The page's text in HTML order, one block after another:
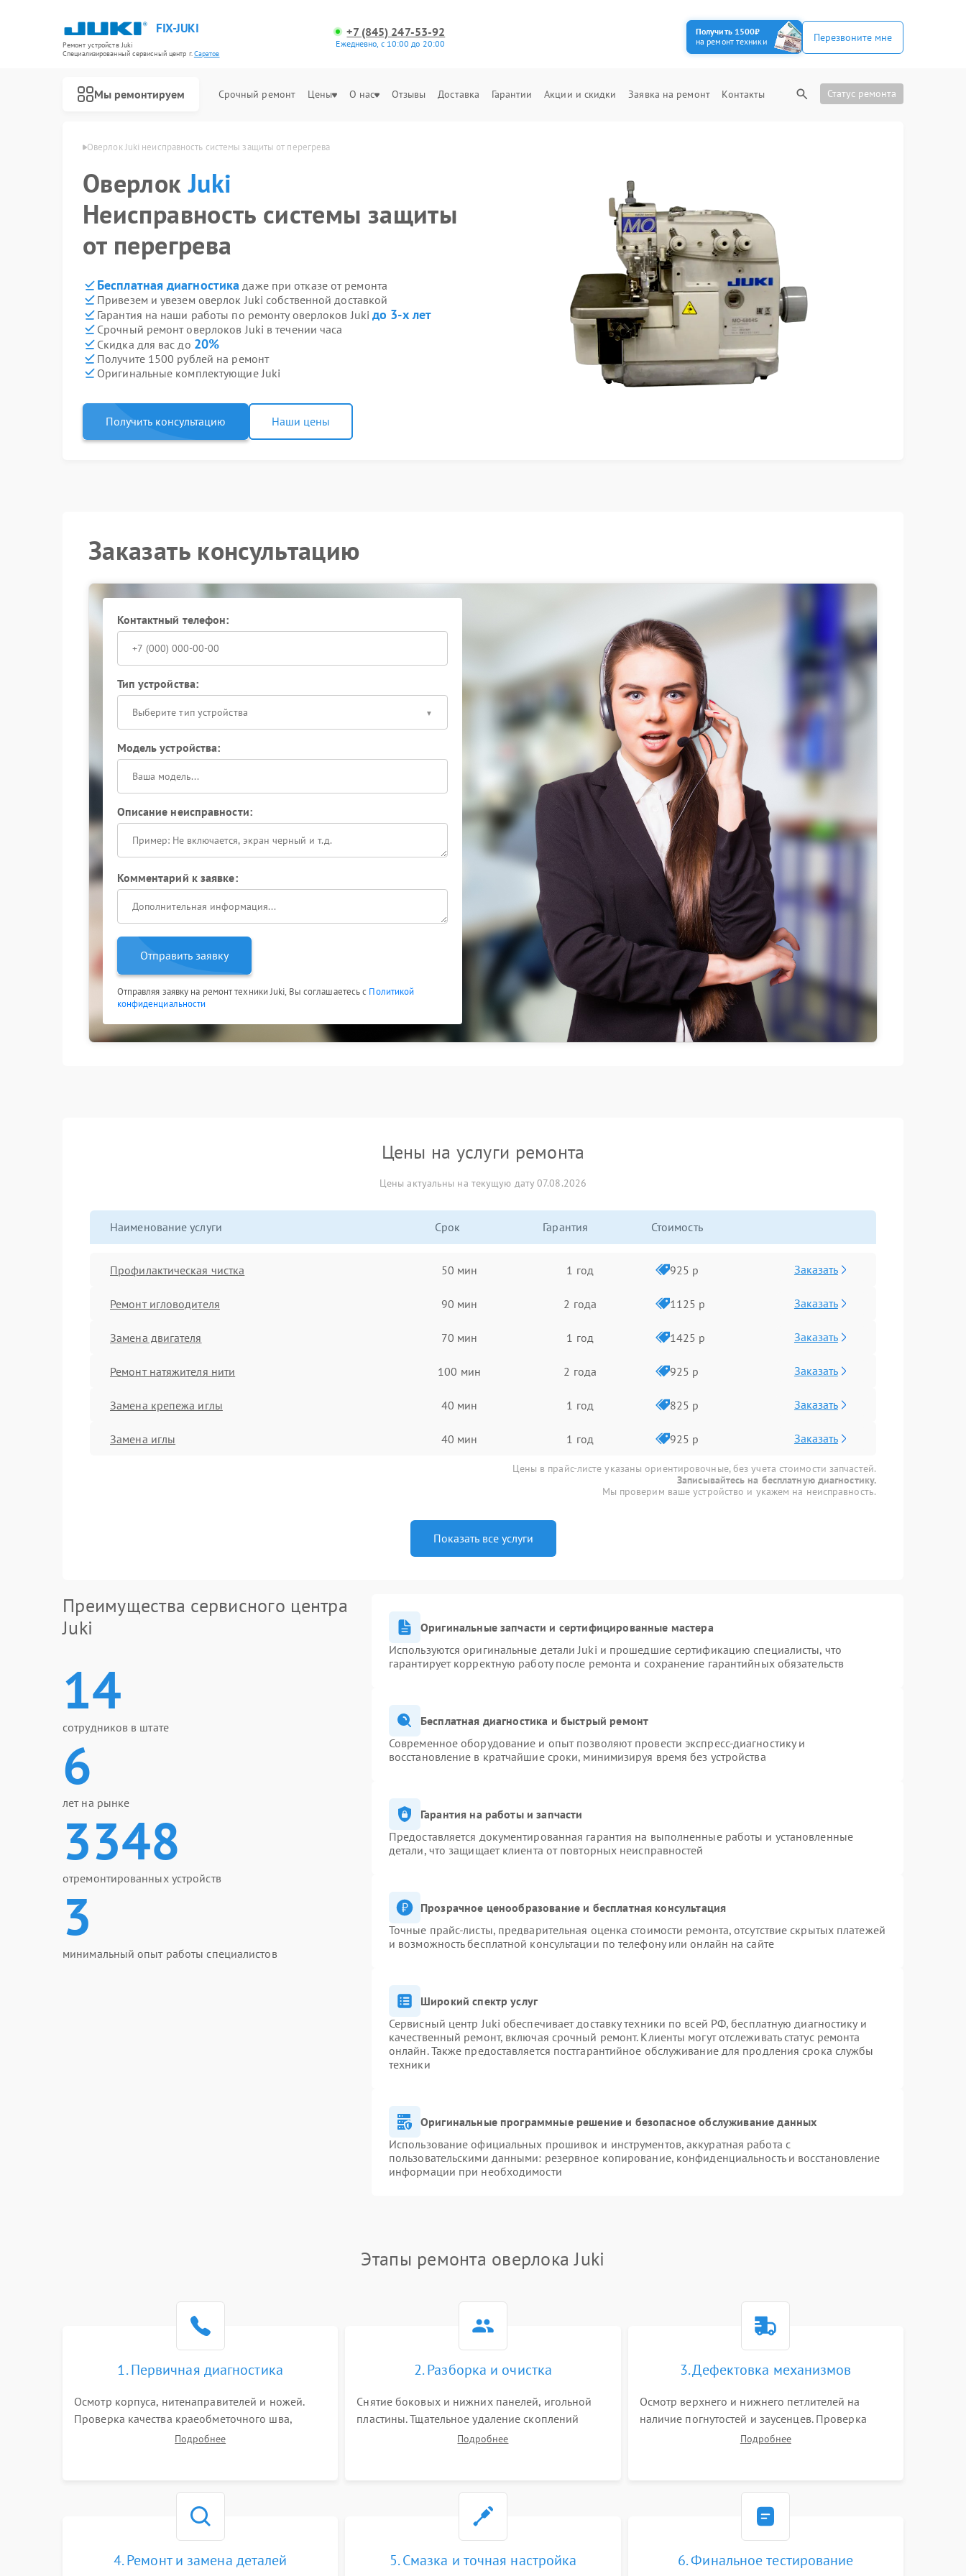
FIX-JUKI
Ремонт устройств Juki
Специализированный cервисный центр г.Саратов
+7 (845) 247-53-92
Ежедневно, с 10:00 до 20:00
Получить 1500₽
на ремонт техники
Перезвоните мне
Мы ремонтируем Срочный ремонт Цены О нас Отзывы Доставка Гарантии Акции и скидки Заявка на ремонт Контакты Статус ремонта
Оверлок Juki неисправность системы защиты от перегрева
ОверлокJuki
Неисправность системы защиты
от перегрева
Бесплатная диагностика даже при отказе от ремонта
Привезем и увезем оверлок Juki собственной доставкой
Гарантия на наши работы по ремонту оверлоков Juki до 3-х лет
Срочный ремонт оверлоков Juki в течении часа
Скидка для вас до 20%
Получите 1500 рублей на ремонт
Оригинальные комплектующие Juki
Получить консультацию Наши цены
Заказать консультацию
Контактный телефон:
Тип устройства:
Выберите тип устройства
Модель устройства:
Описание неисправности:
Комментарий к заявке:
Отправить заявку
Отправляя заявку на ремонт техники Juki, Вы соглашаетесь с Политикой
конфиденциальности
Цены на услуги ремонта
Цены актуальны на текущую дату 07.08.2026
Наименование услуги Срок Гарантия Стоимость
Профилактическая чистка 50 мин 1 год 925 р Заказать
Ремонт игловодителя 90 мин 2 года 1125 р Заказать
Замена двигателя 70 мин 1 год 1425 р Заказать
Ремонт натяжителя нити 100 мин 2 года 925 р Заказать
Замена крепежа иглы 40 мин 1 год 825 р Заказать
Замена иглы 40 мин 1 год 925 р Заказать
Цены в прайс-листе указаны ориентировочные, без учета стоимости запчастей.
Записывайтесь на бесплатную диагностику.
Мы проверим ваше устройство и укажем на неисправность.
Показать все услуги
Преимущества сервисного центра
Juki
14
сотрудников в штате
6
лет на рынке
3348
отремонтированных устройств
3
минимальный опыт работы специалистов
Оригинальные запчасти и сертифицированные мастера
Используются оригинальные детали Juki и прошедшие сертификацию специалисты, что
гарантирует корректную работу после ремонта и сохранение гарантийных обязательств
Бесплатная диагностика и быстрый ремонт
Современное оборудование и опыт позволяют провести экспресс-диагностику и
восстановление в кратчайшие сроки, минимизируя время без устройства
Гарантия на работы и запчасти
Предоставляется документированная гарантия на выполненные работы и установленные
детали, что защищает клиента от повторных неисправностей
Прозрачное ценообразование и бесплатная консультация
Точные прайс-листы, предварительная оценка стоимости ремонта, отсутствие скрытых платежей
и возможность бесплатной консультации по телефону или онлайн на сайте
Широкий спектр услуг
Сервисный центр Juki обеспечивает доставку техники по всей РФ, бесплатную диагностику и
качественный ремонт, включая срочный ремонт. Клиенты могут отслеживать статус ремонта
онлайн. Также предоставляется постгарантийное обслуживание для продления срока службы
техники
Оригинальные программные решение и безопасное обслуживание данных
Использование официальных прошивок и инструментов, аккуратная работа с
пользовательскими данными: резервное копирование, конфиденциальность и восстановление
информации при необходимости
Этапы ремонта оверлока Juki
1. Первичная диагностика
Осмотр корпуса, нитенаправителей и ножей.
Проверка качества краеобметочного шва,
натяжения нитей и работы педали. Выявление
Подробнее
2. Разборка и очистка
Снятие боковых и нижних панелей, игольной
пластины. Тщательное удаление скоплений
тканевой пыли, обрезков и очесов из зоны
Подробнее
3. Дефектовка механизмов
Осмотр верхнего и нижнего петлителей на
наличие погнутостей и заусенцев. Проверка
остроты режущих кромок ножей, состояния
Подробнее
4. Ремонт и замена деталей 5. Смазка и точная настройка 6. Финальное тестирование